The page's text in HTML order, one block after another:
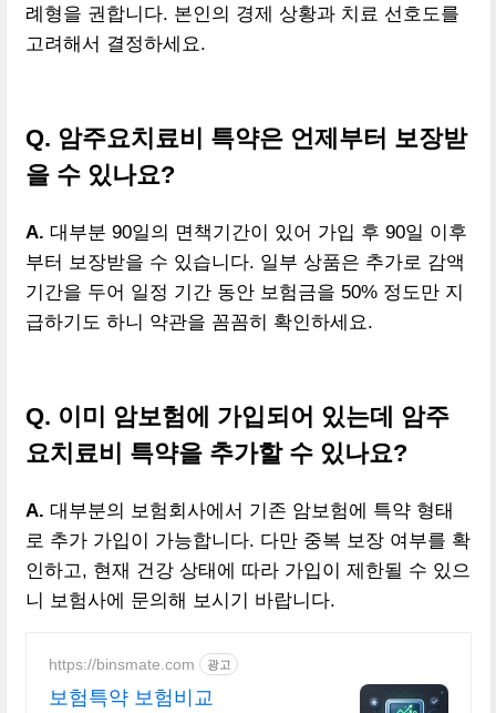
례형을 권합니다. 본인의 경제 상황과 치료 선호도를
고려해서 결정하세요.
Q. 암주요치료비 특약은 언제부터 보장받
을 수 있나요?
A. 대부분 90일의 면책기간이 있어 가입 후 90일 이후
부터 보장받을 수 있습니다. 일부 상품은 추가로 감액
기간을 두어 일정 기간 동안 보험금을 50% 정도만 지
급하기도 하니 약관을 꼼꼼히 확인하세요.
Q. 이미 암보험에 가입되어 있는데 암주
요치료비 특약을 추가할 수 있나요?
A. 대부분의 보험회사에서 기존 암보험에 특약 형태
로 추가 가입이 가능합니다. 다만 중복 보장 여부를 확
인하고, 현재 건강 상태에 따라 가입이 제한될 수 있으
니 보험사에 문의해 보시기 바랍니다.
https://binsmate.com 광고
보험특약 보험비교